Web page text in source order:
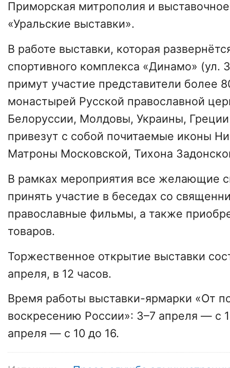
Приморская митрополия и
«Уральские выставки».
В работе выставки, которая
спортивного комплекса «Динамо» (ул.
примут участие представители более
монастырей Русской православной
Белоруссии, Молдовы, Украины,
привезут с собой почитаемые иконы
Матроны Московской, Тихона
В рамках мероприятия все желающие
принять участие в беседах со
православные фильмы, а также
товаров.
Торжественное открытие выставки
апреля, в 12 часов.
Время работы выставки-ярмарки «От
воскресению России»: 3–7 апреля — с
апреля — с 10 до 16.